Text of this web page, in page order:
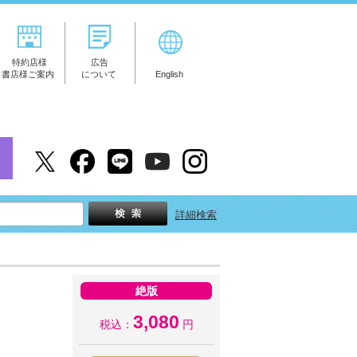
特約店様
書店様ご案内
広告
について
English
詳細検索
絶版
税込： 3,080 円